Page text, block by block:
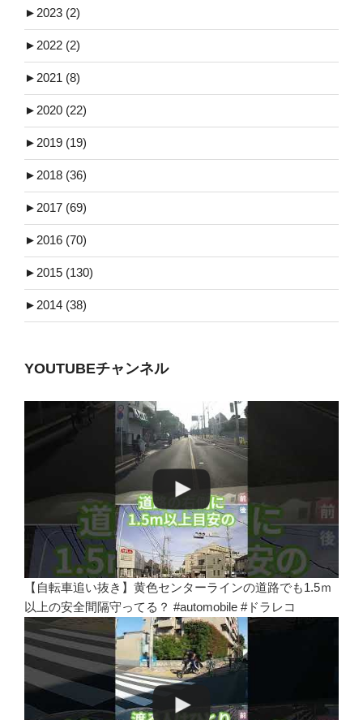
►2023 (2)
►2022 (2)
►2021 (8)
►2020 (22)
►2019 (19)
►2018 (36)
►2017 (69)
►2016 (70)
►2015 (130)
►2014 (38)
YOUTUBEチャンネル
【自転車追い抜き】黄色センターラインの道路でも1.5ｍ
以上の安全間隔守ってる？ #automobile #ドラレコ